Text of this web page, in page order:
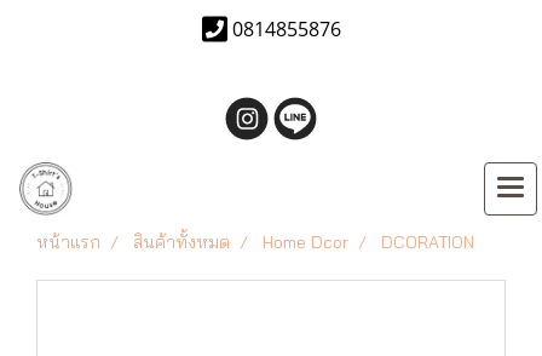
0814855876
หน้าแรก สินค้าทั้งหมด Home Dcor DCORATION